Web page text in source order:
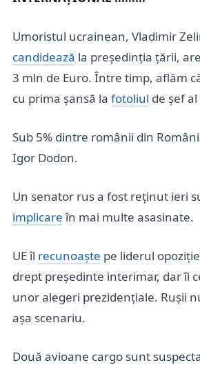
Umoristul ucrainean, Vladimir
candidează la președinția țării,
3 mln de Euro. Între timp, aflăm
cu prima șansă la fotoliul de șef
Sub 5% dintre românii din
Igor Dodon.
Un senator rus a fost reținut ieri
implicareîn mai multe asasinate.
UE îl recunoaște pe liderul
drept președinte interimar, dar îi
unor alegeri prezidențiale. Rușii
așa scenariu.
Două avioane cargo sunt